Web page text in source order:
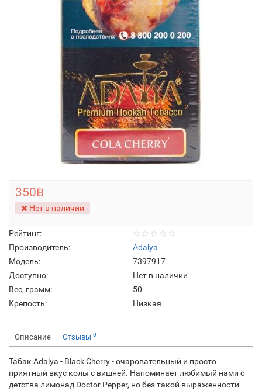
Рейтинг:
Производитель:
Adalya
Модель:
7397917
Доступно:
Нет в наличии
Вес, грамм:
50
Крепость:
Низкая
350฿
Нет в наличии
Описание Отзывы 0
Табак Adalya - Black Cherry - очаровательный и просто
приятный вкус колы с вишней. Напоминает любимый нами с
детства лимонад Doctor Pepper, но без такой выраженности